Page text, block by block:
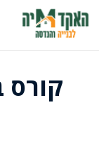
לדלג
לתוכן
קורס